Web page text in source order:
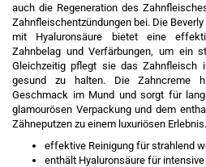
auch die Regeneration des
Zahnfleischentzündungen bei. Die
mit Hyaluronsäure bietet eine
Zahnbelag und Verfärbungen, um ein
Gleichzeitig pflegt sie das Zahnfleisch
gesund zu halten. Die Zahncreme
Geschmack im Mund und sorgt für
glamourösen Verpackung und dem
Zähneputzen zu einem luxuriösen
effektive Reinigung für strahlend
enthält Hyaluronsäure für